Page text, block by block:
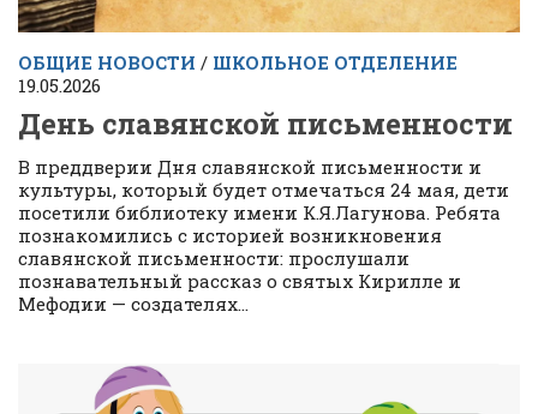
ОБЩИЕ НОВОСТИ / ШКОЛЬНОЕ ОТДЕЛЕНИЕ
19.05.2026
День славянской письменности
В преддверии Дня славянской письменности и
культуры, который будет отмечаться 24 мая, дети
посетили библиотеку имени К.Я.Лагунова. Ребята
познакомились с историей возникновения
славянской письменности: прослушали
познавательный рассказ о святых Кирилле и
Мефодии — создателях...